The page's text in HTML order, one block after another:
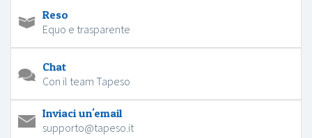
Reso
Equo e trasparente
Chat
Con il team Tapeso
Inviaci un'email
supporto@tapeso.it